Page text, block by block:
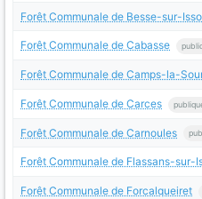
Forêt Communale de Besse-sur-
Forêt Communale de Cabasse
Forêt Communale de Camps-la-
Forêt Communale de Carces
Forêt Communale de Carnoules
Forêt Communale de Flassans-sur-
Forêt Communale de Forcalqueiret